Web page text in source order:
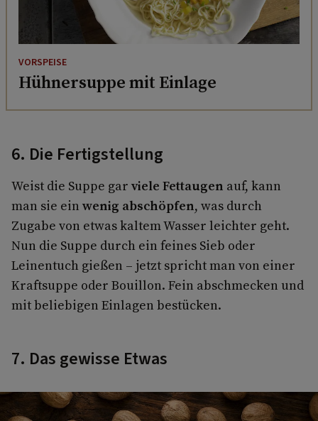
VORSPEISE
Hühnersuppe mit Einlage
6. Die Fertigstellung
Weist die Suppe gar viele Fettaugen auf, kann
man sie ein wenig abschöpfen, was durch
Zugabe von etwas kaltem Wasser leichter geht.
Nun die Suppe durch ein feines Sieb oder
Leinentuch gießen – jetzt spricht man von einer
Kraftsuppe oder Bouillon. Fein abschmecken und
mit beliebigen Einlagen bestücken.
7. Das gewisse Etwas